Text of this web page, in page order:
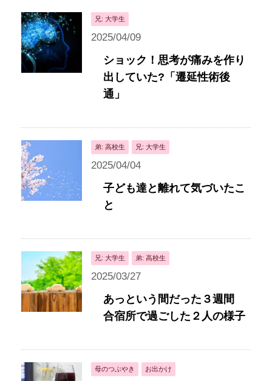
兄: 大学生
2025/04/09
ショック！思考が痛みを作り
出していた?「遷延性術後
通」
弟: 高校生 兄: 大学生
2025/04/04
子ども達と離れて気づいたこ
と
兄: 大学生 弟: 高校生
2025/03/27
あっという間だった３週間
合宿所で過ごした２人の様子
母のつぶやき お出かけ